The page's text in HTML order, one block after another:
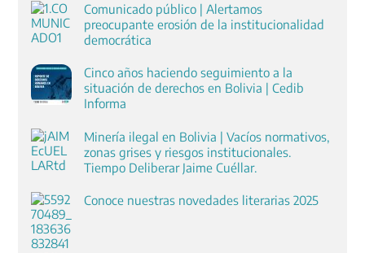
Comunicado público | Alertamos
preocupante erosión de la institucionalidad
democrática
Cinco años haciendo seguimiento a la
situación de derechos en Bolivia | Cedib
Informa
Minería ilegal en Bolivia | Vacíos normativos,
zonas grises y riesgos institucionales.
Tiempo Deliberar Jaime Cuéllar.
Conoce nuestras novedades literarias 2025